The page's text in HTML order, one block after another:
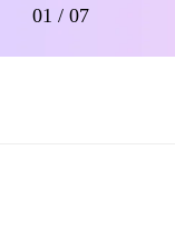
01 / 07